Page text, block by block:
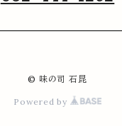
© 味の司 石昆
Powered by